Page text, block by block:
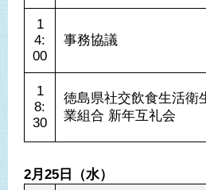
1
4:
00
事務協議
1
8:
30
徳島県社交飲食生活衛
業組合 新年互礼会
2月25日（水）